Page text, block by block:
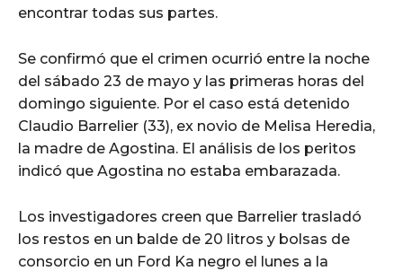
encontrar todas sus partes.
Se confirmó que el crimen ocurrió entre la noche
del sábado 23 de mayo y las primeras horas del
domingo siguiente. Por el caso está detenido
Claudio Barrelier (33), ex novio de Melisa Heredia,
la madre de Agostina. El análisis de los peritos
indicó que Agostina no estaba embarazada.
Los investigadores creen que Barrelier trasladó
los restos en un balde de 20 litros y bolsas de
consorcio en un Ford Ka negro el lunes a la